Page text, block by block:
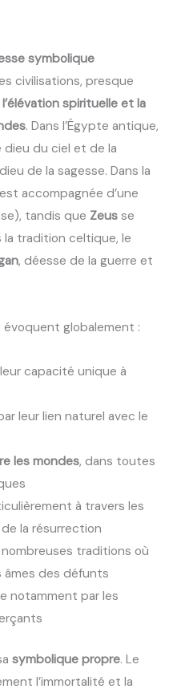
symbolique
civilisations, presque
spirituelle et la
. Dans l’Égypte antique,
du ciel et de la
de la sagesse. Dans la
est accompagnée d’une
tandis que Zeus se
la tradition celtique, le
, déesse de la guerre et
globalement :
capacité unique à
leur lien naturel avec le
les mondes, dans toutes
à travers les
la résurrection
traditions où
âmes des défunts
notamment par les
symbolique propre. Le
l’immortalité et la